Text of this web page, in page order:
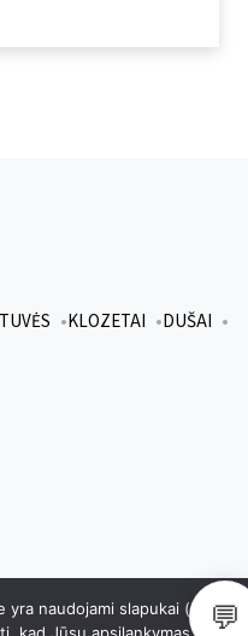
KLOZETAI
DUŠAI
yra naudojami slapukai (angl.💬